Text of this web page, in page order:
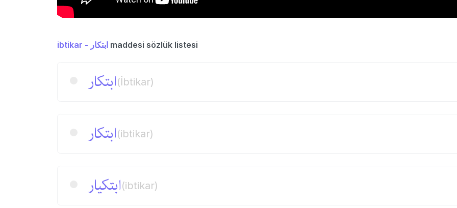
ibtikar - ابتكار maddesi sözlük listesi
ابتكار(İbtikar)
ابتكار(ibtikar)
ابتكیار(ibtikar)